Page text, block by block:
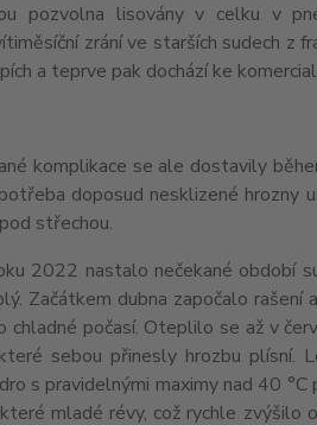
pozvolna lisovány v celku v
zrání ve starších sudech z
a teprve pak dochází ke
komplikace se ale dostavily
doposud nesklizené
střechou.
2022 nastalo nečekané období
Začátkem dubna započalo
počasí. Oteplilo se až v
sebou přinesly hrozbu plísní.
s pravidelnými maximy nad 40
mladé révy, což rychle zvýšilo